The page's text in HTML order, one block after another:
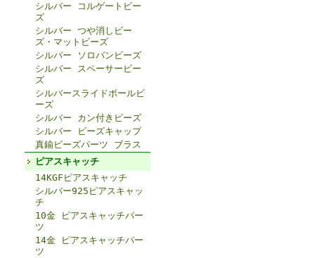
シルバー コルゲートビー
ズ
シルバー つや消しビー
ズ・マットビーズ
シルバー ソロバンビーズ
シルバー スペーサービー
ズ
シルバースライドボールビ
ーズ
シルバー カン付きビーズ
シルバー ビーズキャップ
真鍮ビーズパーツ ブラス
ピアスキャッチ
14KGFピアスキャッチ
シルバー925ピアスキャッ
チ
10金 ピアスキャッチパー
ツ
14金 ピアスキャッチパー
ツ